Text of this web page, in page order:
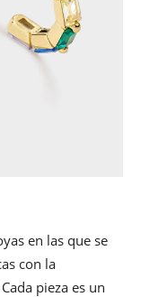
en las que se
con la
pieza es un